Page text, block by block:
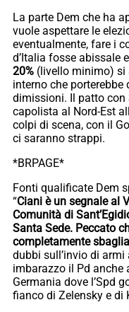
La parte Dem che ha
vuole aspettare le
eventualmente, fare i
d’Italia fosse abissale
20% (livello minimo) si
interno che
dimissioni. Il patto con
capolista al Nord-Est
colpi di scena, con il
ci saranno strappi.
*BRPAGE*
Fonti qualificate Dem
“Ciani è un segnale al
Comunità di
Santa Sede. Peccato
completamente
dubbi sull’invio di
imbarazzo il Pd anche
Germania dove l’Spd
fianco di Zelensky e di